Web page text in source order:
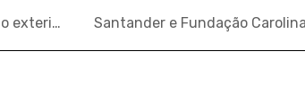
Concurso dará R$ 100 mil em cursos de inglês no exterior